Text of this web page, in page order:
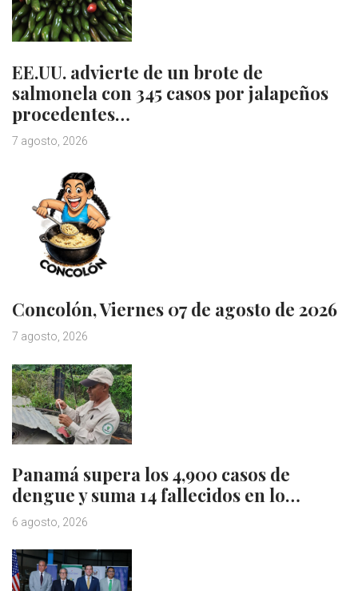
EE.UU. advierte de un brote de
salmonela con 345 casos por jalapeños
procedentes…
7 agosto, 2026
Concolón, Viernes 07 de agosto de 2026
7 agosto, 2026
Panamá supera los 4,900 casos de
dengue y suma 14 fallecidos en lo…
6 agosto, 2026